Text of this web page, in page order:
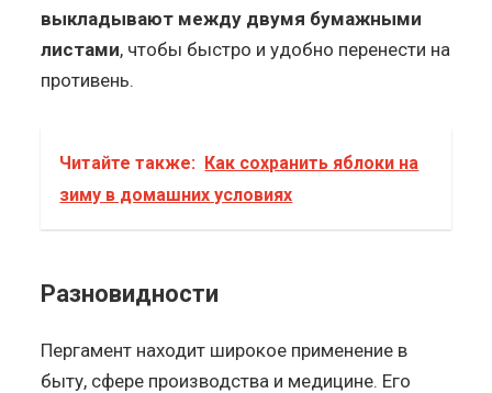
выкладывают между двумя бумажными
листами, чтобы быстро и удобно перенести на
противень.
Читайте также: Как сохранить яблоки на
зиму в домашних условиях
Разновидности
Пергамент находит широкое применение в
быту, сфере производства и медицине. Его